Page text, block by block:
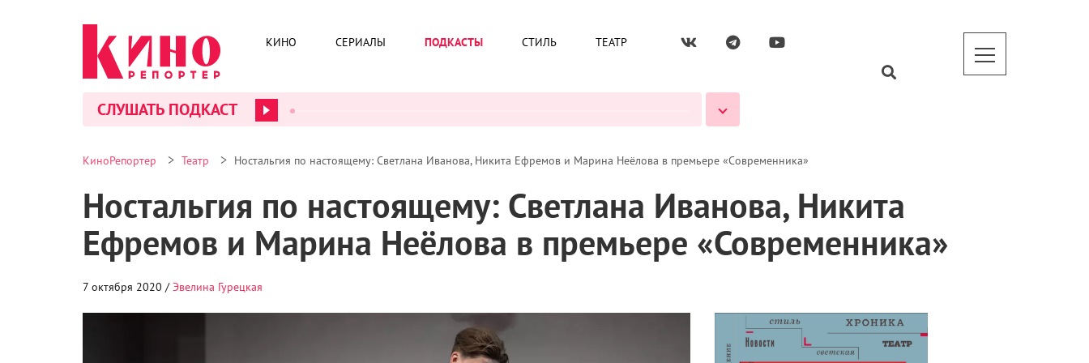
КИНО СЕРИАЛЫ ПОДКАСТЫ СТИЛЬ ТЕАТР
СЛУШАТЬ ПОДКАСТ
КиноРепортер > Театр > Ностальгия по настоящему: Светлана Иванова, Никита Ефремов и Марина Неёлова в премьере «Современника»
Ностальгия по настоящему: Светлана Иванова, Никита
Ефремов и Марина Неёлова в премьере «Современника»
7 октября 2020 /Эвелина Гурецкая